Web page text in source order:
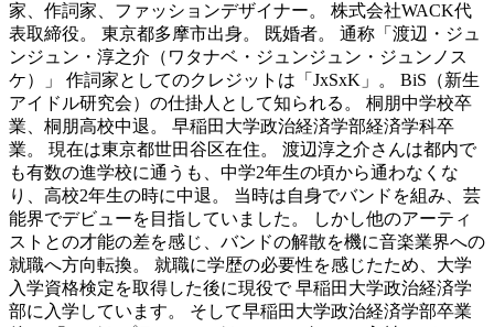
家、作詞家、ファッションデザイナー。 株式会社WACK代
表取締役。 東京都多摩市出身。 既婚者。 通称「渡辺・ジュ
ンジュン・淳之介（ワタナベ・ジュンジュン・ジュンノス
ケ）」 作詞家としてのクレジットは「JxSxK」。 BiS（新生
アイドル研究会）の仕掛人として知られる。 桐朋中学校卒
業、桐朋高校中退。 早稲田大学政治経済学部経済学科卒
業。 現在は東京都世田谷区在住。 渡辺淳之介さんは都内で
も有数の進学校に通うも、中学2年生の頃から通わなくな
り、高校2年生の時に中退。 当時は自身でバンドを組み、芸
能界でデビューを目指していました。 しかし他のアーティ
ストとの才能の差を感じ、バンドの解散を機に音楽業界への
就職へ方向転換。 就職に学歴の必要性を感じたため、大学
入学資格検定を取得した後に現役で 早稲田大学政治経済学
部に入学しています。 そして早稲田大学政治経済学部卒業